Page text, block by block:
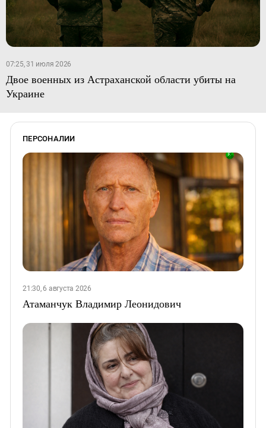
07:25, 31 июля 2026
Двое военных из Астраханской области убиты на
Украине
ПЕРСОНАЛИИ
21:30, 6 августа 2026
Атаманчук Владимир Леонидович